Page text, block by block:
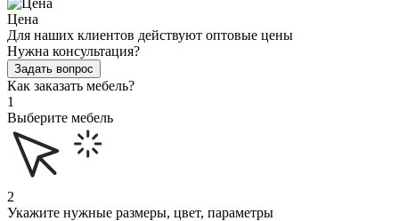
Цена
Для наших клиентов действуют оптовые цены
Нужна консультация?
Задать вопрос
Как заказать мебель?
1
Выберите мебель
2
Укажите нужные размеры, цвет, параметры